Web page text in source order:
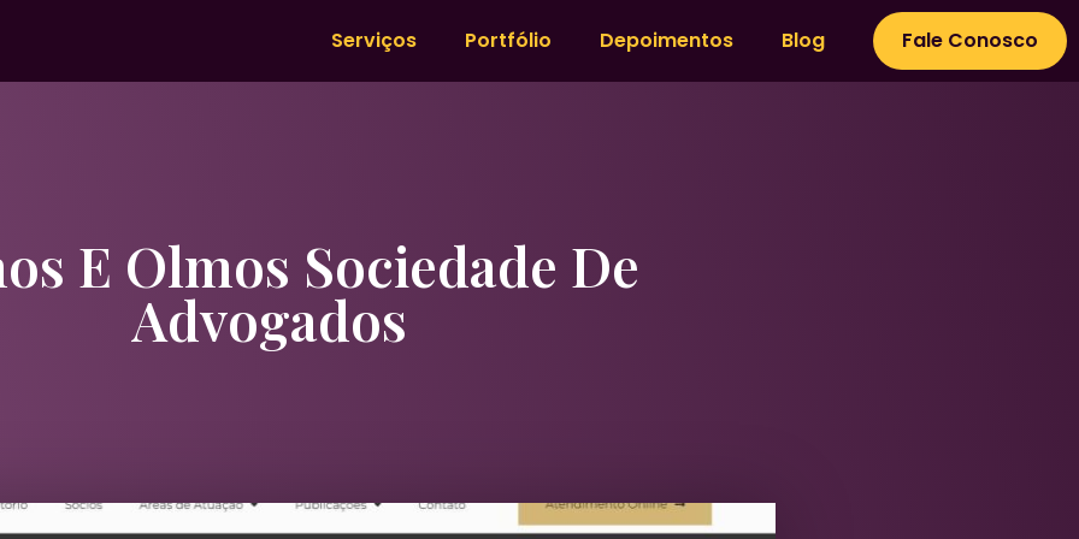
Serviços Portfólio Depoimentos Blog Fale Conosco
E Olmos Sociedade De
Advogados